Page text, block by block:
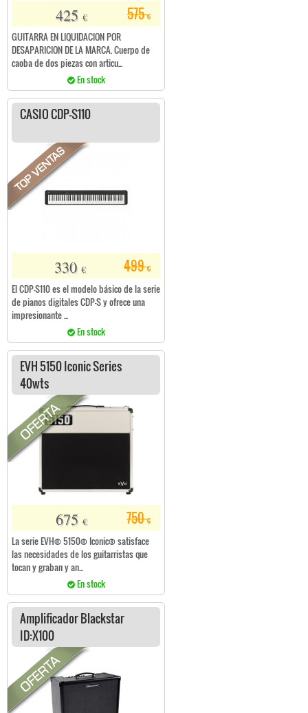
575€
425 €
GUITARRA EN LIQUIDACION POR
DESAPARICION DE LA MARCA. Cuerpo de
caoba de dos piezas con articu...
En stock
CASIO CDP-S110
499€
330 €
El CDP-S110 es el modelo básico de la serie
de pianos digitales CDP-S y ofrece una
impresionante ...
En stock
EVH 5150 Iconic Series
40wts
750€
675 €
La serie EVH® 5150® Iconic® satisface
las necesidades de los guitarristas que
tocan y graban y an...
En stock
Amplificador Blackstar
ID:X100